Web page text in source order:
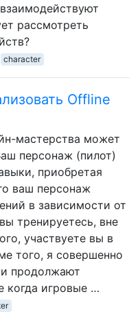
рассмотреть
character
Offline
мастерства может
персонаж (пилот)
приобретая
ваш персонаж
в зависимости от
тренируетесь, вне
участвуете вы в
того, я совершенно
продолжают
когда игровые …